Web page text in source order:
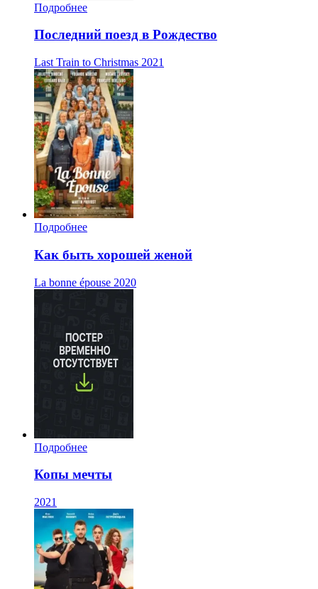
Подробнее
Последний поезд в Рождество
Last Train to Christmas 2021
Подробнее
Как быть хорошей женой
La bonne épouse 2020
Подробнее
Копы мечты
2021